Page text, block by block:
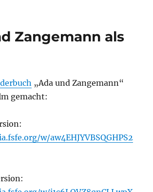
SDD
Zangemann als
„Ada und Zangemann“
gemacht:
w/aw4EHJYVBSQGHPS2